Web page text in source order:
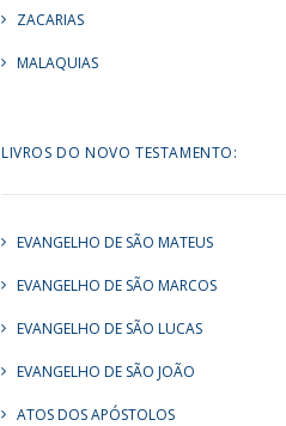
ZACARIAS
MALAQUIAS
LIVROS DO NOVO TESTAMENTO:
EVANGELHO DE SÃO MATEUS
EVANGELHO DE SÃO MARCOS
EVANGELHO DE SÃO LUCAS
EVANGELHO DE SÃO JOÃO
ATOS DOS APÓSTOLOS